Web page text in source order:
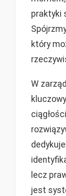
praktyki
który
W
lecz
jest